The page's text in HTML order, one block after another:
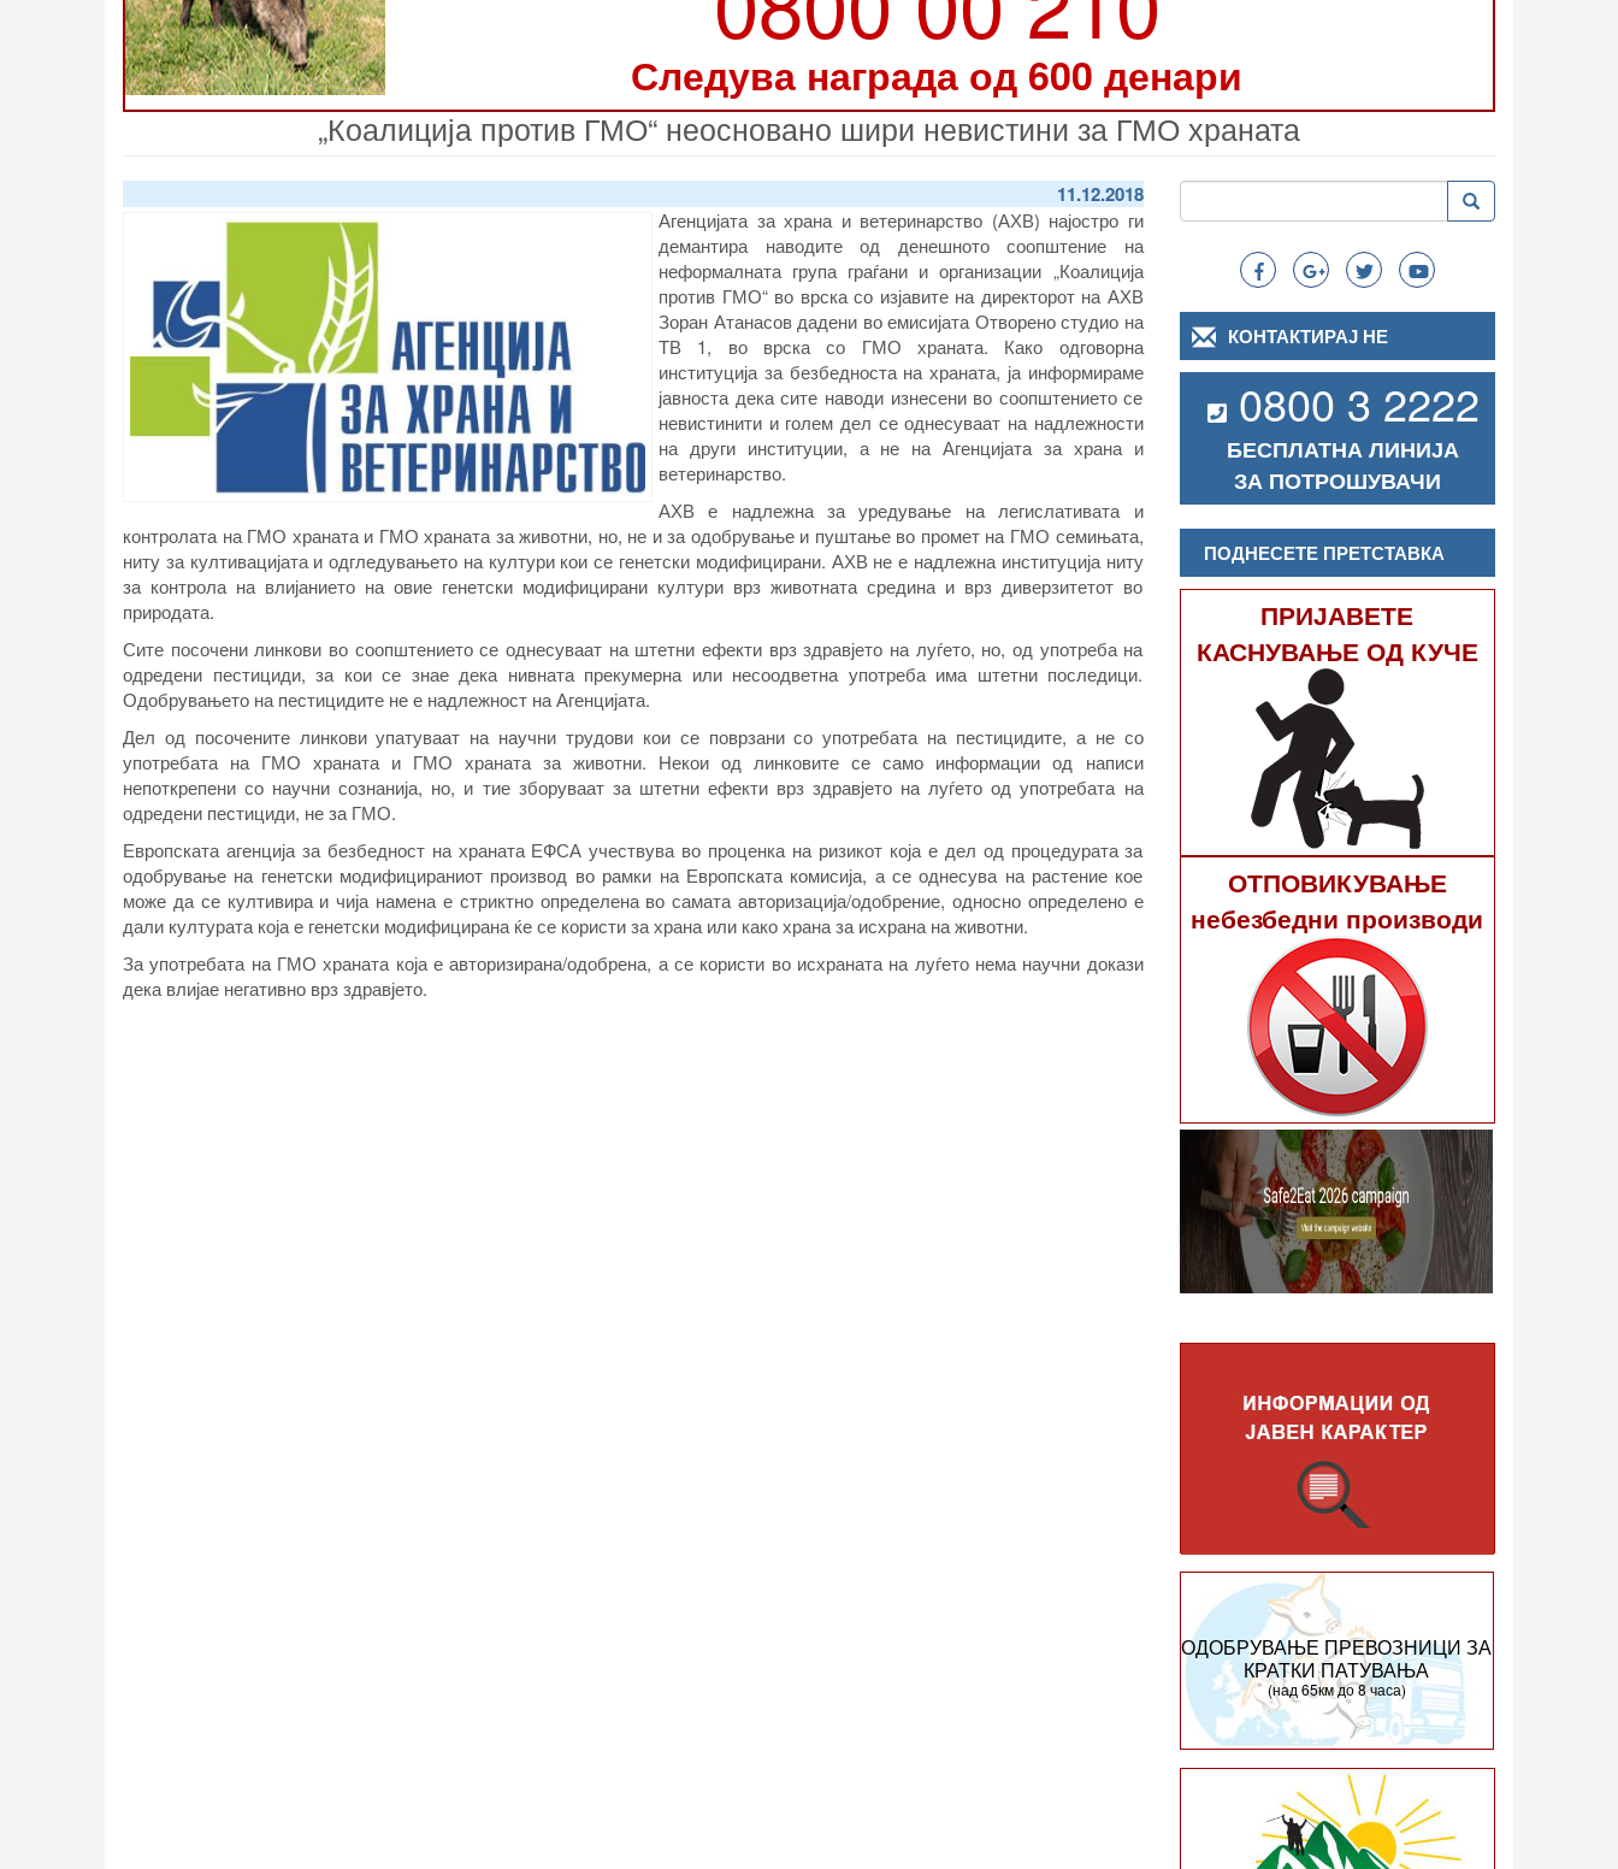
Следува награда од 600 денари
„Коалиција против ГМО“ неосновано шири невистини за ГМО храната
11.12.2018
Агенцијата за храна и ветеринарство (АХВ) најостро ги
демантира наводите од денешното соопштение на
неформалната група граѓани и организации „Коалиција
против ГМО“ во врска со изјавите на директорот на АХВ
Зоран Атанасов дадени во емисијата Отворено студио на
ТВ 1, во врска со ГМО храната. Како одговорна
институција за безбедноста на храната, ја информираме
јавноста дека сите наводи изнесени во соопштението се
невистинити и голем дел се однесуваат на надлежности
на други институции, а не на Агенцијата за храна и
ветеринарство.
АХВ е надлежна за уредување на легислативата и
контролата на ГМО храната и ГМО храната за животни, но, не и за одобрување и пуштање во промет на ГМО семињата,
ниту за култивацијата и одгледувањето на култури кои се генетски модифицирани. АХВ не е надлежна институција ниту
за контрола на влијанието на овие генетски модифицирани култури врз животната средина и врз диверзитетот во
природата.
Сите посочени линкови во соопштението се однесуваат на штетни ефекти врз здравјето на луѓето, но, од употреба на
одредени пестициди, за кои се знае дека нивната прекумерна или несоодветна употреба има штетни последици.
Одобрувањето на пестицидите не е надлежност на Агенцијата.
Дел од посочените линкови упатуваат на научни трудови кои се поврзани со употребата на пестицидите, а не со
употребата на ГМО храната и ГМО храната за животни. Некои од линковите се само информации од написи
непоткрепени со научни сознанија, но, и тие зборуваат за штетни ефекти врз здравјето на луѓето од употребата на
одредени пестициди, не за ГМО.
Европската агенција за безбедност на храната ЕФСА учествува во проценка на ризикот која е дел од процедурата за
одобрување на генетски модифицираниот производ во рамки на Европската комисија, а се однесува на растение кое
може да се култивира и чија намена е стриктно определена во самата авторизација/одобрение, односно определено е
дали културата која е генетски модифицирана ќе се користи за храна или како храна за исхрана на животни.
За употребата на ГМО храната која е авторизирана/одобрена, а се користи во исхраната на луѓето нема научни докази
дека влијае негативно врз здравјето.
Search
Пребарување Пребарување
КОНТАКТИРАЈ НЕ
0800 3 2222
БЕСПЛАТНА ЛИНИЈА
ЗА ПОТРОШУВАЧИ
ПОДНЕСЕТЕ ПРЕТСТАВКА
ПРИЈАВЕТЕ
КАСНУВАЊЕ ОД КУЧЕ
ОТПОВИКУВАЊЕ
небезбедни производи
ОДОБРУВАЊЕ ПРЕВОЗНИЦИ ЗА
КРАТКИ ПАТУВАЊА
(над 65км до 8 часа)